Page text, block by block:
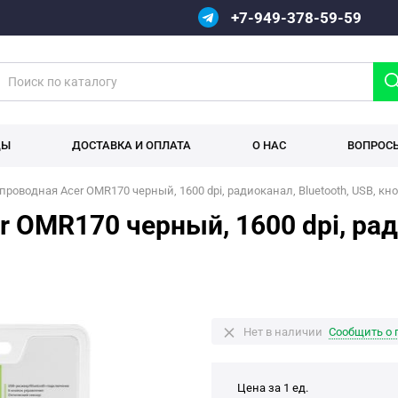
+7-949-378-59-59
ДОСТАВКА И ОПЛАТА О НАС
Acer OMR170 черный, 1600 dpi, радиоканал, Bluetooth, USB,
черный, 1600 dpi,
Нет в наличии Сообщить о
Цена за 1 ед.